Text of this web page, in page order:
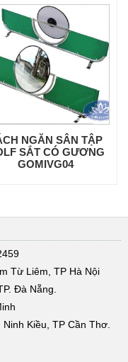
NGĂN SÂN TẬP
SẮT CÓ GƯƠNG
GOMIVG04
Từ Liêm, TP Hà Nội
Đà Nẵng.
Kiều, TP Cần Thơ.